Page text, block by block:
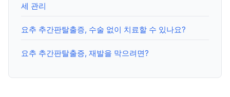
세 관리
요추 추간판탈출증, 수술 없이 치료할 수 있나요?
요추 추간판탈출증, 재발을 막으려면?